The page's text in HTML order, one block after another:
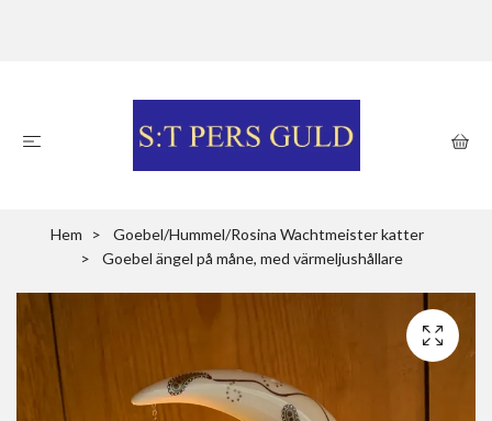
Hem
Goebel/Hummel/Rosina Wachtmeister katter
Goebel ängel på måne, med värmeljushållare